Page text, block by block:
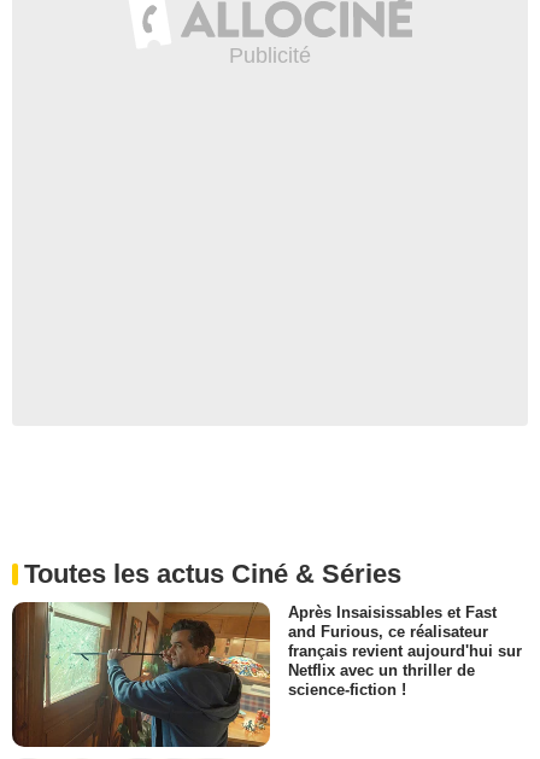
Toutes les actus Ciné & Séries
Après Insaisissables et Fast
and Furious, ce réalisateur
français revient aujourd'hui sur
Netflix avec un thriller de
science-fiction !